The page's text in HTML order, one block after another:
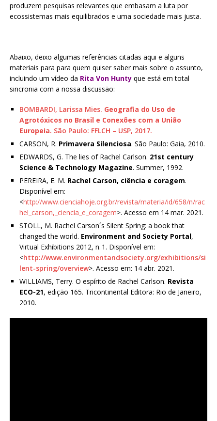
produzem pesquisas relevantes que embasam a luta por
ecossistemas mais equilibrados e uma sociedade mais justa.
Abaixo, deixo algumas referências citadas aqui e alguns
materiais para para quem quiser saber mais sobre o assunto,
incluindo um vídeo da Rita Von Hunty que está em total
sincronia com a nossa discussão:
BOMBARDI, Larissa Mies. Geografia do Uso de
Agrotóxicos no Brasil e Conexões com a União
Europeia. São Paulo: FFLCH – USP, 2017.
CARSON, R. Primavera Silenciosa. São Paulo: Gaia, 2010.
EDWARDS, G. The lies of Rachel Carlson. 21st century
Science & Technology Magazine. Summer, 1992.
PEREIRA, E. M. Rachel Carson, ciência e coragem.
Disponível em:
<http://www.cienciahoje.org.br/revista/materia/id/658/n/rac
hel_carson,_ciencia_e_coragem>. Acesso em 14 mar. 2021.
STOLL, M. Rachel Carson´s Silent Spring: a book that
changed the world. Environment and Society Portal,
Virtual Exhibitions 2012, n. 1. Disponível em:
<http://www.environmentandsociety.org/exhibitions/si
lent-spring/overview>. Acesso em: 14 abr. 2021.
WILLIAMS, Terry. O espírito de Rachel Carlson. Revista
ECO-21, edição 165. Tricontinental Editora: Rio de Janeiro,
2010.